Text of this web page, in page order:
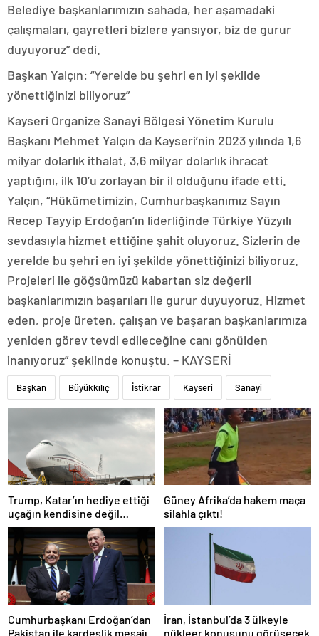
Belediye başkanlarımızın sahada, her aşamadaki
çalışmaları, gayretleri bizlere yansıyor, biz de gurur
duyuyoruz” dedi.
Başkan Yalçın: “Yerelde bu şehri en iyi şekilde
yönettiğinizi biliyoruz”
Kayseri Organize Sanayi Bölgesi Yönetim Kurulu
Başkanı Mehmet Yalçın da Kayseri’nin 2023 yılında 1,6
milyar dolarlık ithalat, 3,6 milyar dolarlık ihracat
yaptığını, ilk 10’u zorlayan bir il olduğunu ifade etti.
Yalçın, “Hükümetimizin, Cumhurbaşkanımız Sayın
Recep Tayyip Erdoğan’ın liderliğinde Türkiye Yüzyılı
sevdasıyla hizmet ettiğine şahit oluyoruz. Sizlerin de
yerelde bu şehri en iyi şekilde yönettiğinizi biliyoruz.
Projeleri ile göğsümüzü kabartan siz değerli
başkanlarımızın başarıları ile gurur duyuyoruz. Hizmet
eden, proje üreten, çalışan ve başaran başkanlarımıza
yeniden görev tevdi edileceğine canı gönülden
inanıyoruz” şeklinde konuştu. – KAYSERİ
Başkan Büyükkılıç İstikrar Kayseri Sanayi
Trump, Katar’ın hediye ettiği
uçağın kendisine değil
Pentagon’a verileceğini
açıkladı
Güney Afrika’da hakem maça
silahla çıktı!
Cumhurbaşkanı Erdoğan’dan
Pakistan ile kardeşlik mesajı
İran, İstanbul’da 3 ülkeyle
nükleer konusunu görüşecek